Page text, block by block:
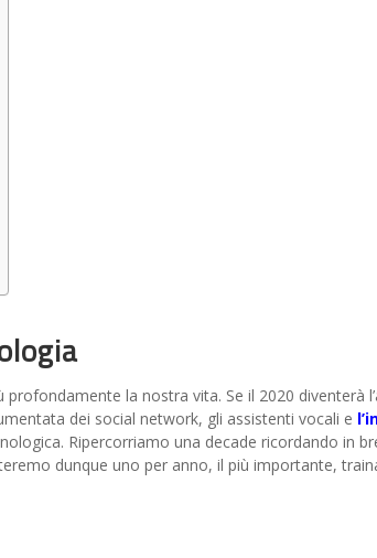
la nostra vita. Se il 2020 diventerà
dei social network, gli assistenti vocali e
Ripercorriamo una decade ricordando in
dunque uno per anno, il più importante,